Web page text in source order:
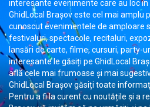
interesante evenimente care au loc în
GhidLocal Brașov este cel mai
cunoscut evenimentele de amploare
festivaluri, spectacole, recitaluri,
lansări de carte, filme, cursuri, party-
interesante le găsiți pe GhidLocal
află cele mai frumoase și mai
GhidLocal Brașov găsiți toate
Pentru a fi la curent cu noutățile și a